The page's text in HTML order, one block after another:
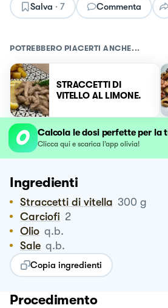
Salva · 7 Commenta
POTREBBERO PIACERTI ANCHE...
STRACCETTI DI
VITELLO AL LIMONE.
Calcola le dosi perfette per la
Clicca qui e scarica l’app olivia!
Ingredienti
Straccetti di vitella 300 g
Carciofi 2
Olio q.b.
Sale q.b.
Copia ingredienti
Procedimento